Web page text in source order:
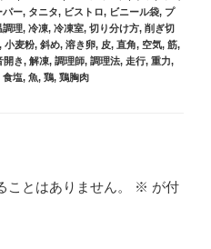
パー, タニタ, ビストロ, ビニール袋, プ
調理, 冷凍, 冷凍室, 切り分け方, 削ぎ切
小麦粉, 斜め, 溶き卵, 皮, 直角, 空気, 筋,
開き, 解凍, 調理師, 調理法, 走行, 重力,
食塩, 魚, 鶏, 鶏胸肉
とはありません。 ※ が付